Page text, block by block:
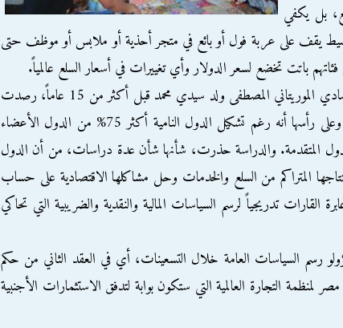
بل يكفي
يقف على عربة فول أو بائع في متجر أحذية أو ملابس أو موظف حتى
باتت تخضع لسعر الدولار وأي تغييرات في أسعار السلع عالمياً.
فالدراسة التي أعدها الباحث الاقتصادي الموريتاني المصطفى ولد سيدي محمد قبل أكثر من 15 عاماً، رصدت
متناقضات منظمة التجارة العالمية، وعلى رأسها أنه رغم تشكيل الدول النامية أكثر 75% من الدول الأعضاء
المتقدمة. والدراسة حذرت، شأنها شأن عدة دراسات، من أن الدول
المتراكم من السلع والخدمات وحل مشاكلها الاقتصادية على حساب
تدريجياً لرسم السياسات المالية والنقدية والضريبية التي تحاكي
رسم السياسات العامة خلال التسعينات، أي في العقد الثاني من حكم
لمنظمة التجارة العالمية التي ستكون بوابة لتدفق الاستثمارات الأجنبية